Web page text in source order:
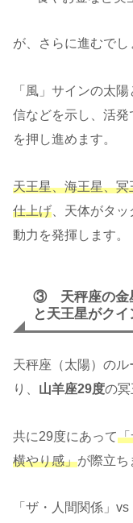
が、さらに進むでし
「風」サインの太
信などを示し、活
を押し進めます。
天王星、海王星、
仕上げ 、天体がタ
動力を発揮します。
③ 天秤座の金
と天王星がク
天秤座（太陽）の
り、 山羊座29度の冥
共に29度にあって「
横やり感」が際立ち
「ザ・人間関係」